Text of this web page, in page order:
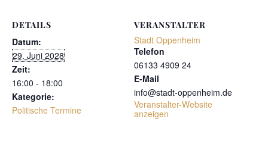
DETAILS
Datum:
29. Juni 2028
Zeit:
16:00 - 18:00
Kategorie:
Politische Termine
VERANSTALTER
Stadt Oppenheim
Telefon
06133 4909 24
E-Mail
info@stadt-oppenheim.de
Veranstalter-Website
anzeigen